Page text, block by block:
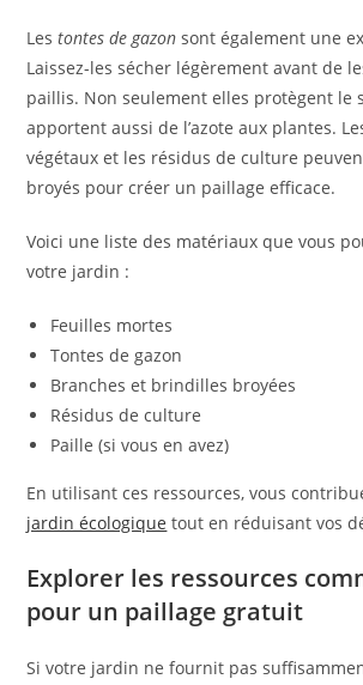
Lestontes de gazon sont également une
Laissez-les sécher légèrement avant de
paillis. Non seulement elles protègent le
apportent aussi de l’azote aux plantes.
végétaux et les résidus de culture
broyés pour créer un paillage efficace.
Voici une liste des matériaux que vous
votre jardin :
Feuilles mortes
Tontes de gazon
Branches et brindilles broyées
Résidus de culture
Paille (si vous en avez)
En utilisant ces ressources, vous
jardin écologique tout en réduisant vos
Explorer les ressources
pour un paillage gratuit
Si votre jardin ne fournit pas